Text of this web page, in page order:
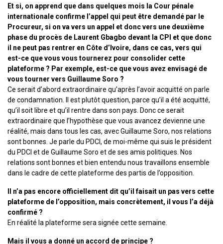
Et si, on apprend que dans quelques mois la Cour pénale
internationale confirme l’appel qui peut être demandé par le
Procureur, si on va vers un appel et donc vers une deuxième
phase du procès de Laurent Gbagbo devant la CPI et que donc
il ne peut pas rentrer en Côte d’Ivoire, dans ce cas, vers qui
est-ce que vous vous tournerez pour consolider cette
plateforme ? Par exemple, est-ce que vous avez envisagé de
vous tourner vers Guillaume Soro ?
Ce serait d’abord extraordinaire qu’après l’avoir acquitté on parle
de condamnation. Il est plutôt question, parce qu’il a été acquitté,
qu’il soit libre et qu’il rentre dans son pays. Donc ce serait
extraordinaire que l’hypothèse que vous avancez devienne une
réalité, mais dans tous les cas, avec Guillaume Soro, nos relations
sont bonnes. Je parle du PDCI, de moi-même qui suis le président
du PDCI et de Guillaume Soro et de ses amis politiques. Nos
relations sont bonnes et bien entendu nous travaillons ensemble
dans le cadre de cette plateforme des partis de l’opposition.
Il n’a pas encore officiellement dit qu’il faisait un pas vers cette
plateforme de l’opposition, mais concrètement, il vous l’a déjà
confirmé ?
En réalité la plateforme sera signée cette semaine.
Mais il vous a donné un accord de principe ?